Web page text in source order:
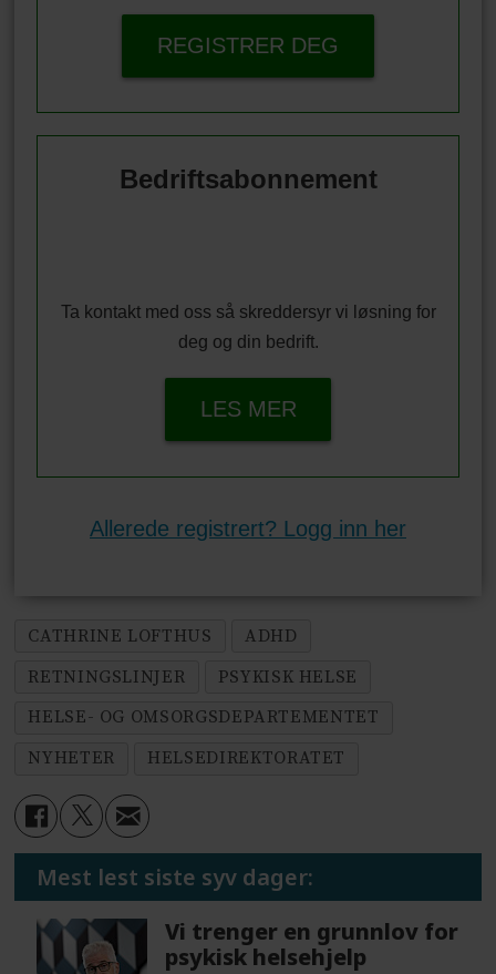
REGISTRER DEG
Bedriftsabonnement
Ta kontakt med oss så skreddersyr vi løsning for
deg og din bedrift.
LES MER
Allerede registrert? Logg inn her
CATHRINE LOFTHUS
ADHD
RETNINGSLINJER
PSYKISK HELSE
HELSE- OG OMSORGSDEPARTEMENTET
NYHETER
HELSEDIREKTORATET
Mest lest siste syv dager:
Vi trenger en grunnlov for
psykisk helsehjelp